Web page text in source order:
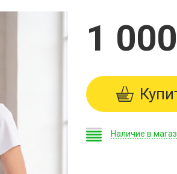
1 000
Наличие в